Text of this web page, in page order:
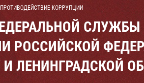
ПРОТИВОДЕЙСТВИЕ КОРРУПЦИИ
СЛУЖБЫ
РОССИЙСКОЙ
И ЛЕНИНГРАДСКОЙ